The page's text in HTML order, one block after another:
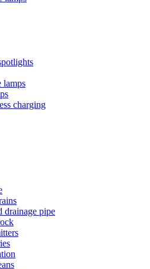
lamps
charging
drainage pipe